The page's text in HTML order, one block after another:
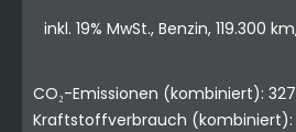
inkl. 19% MwSt., Benzin, 119.300
CO₂-Emissionen (kombiniert):
Kraftstoffverbrauch (kombiniert):